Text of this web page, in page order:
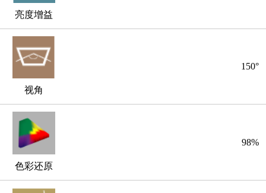
亮度增益
视角
150°
色彩还原
98%